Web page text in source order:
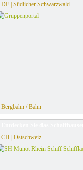
DE | Südlicher Schwarzwald
Bergbahn / Bahn
CH | Ostschweiz